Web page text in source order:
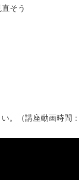
そう
。（講座動画時間：